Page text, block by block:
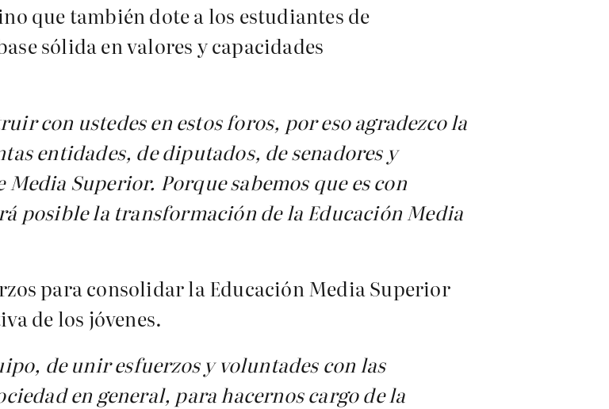
que también dote a los estudiantes de
sólida en valores y capacidades
con ustedes en estos foros, por eso agradezco la
entidades, de diputados, de senadores y
Superior. Porque sabemos que es con
posible la transformación de la Educación Media
para consolidar la Educación Media Superior
de los jóvenes.
de unir esfuerzos y voluntades con las
en general, para hacernos cargo de la